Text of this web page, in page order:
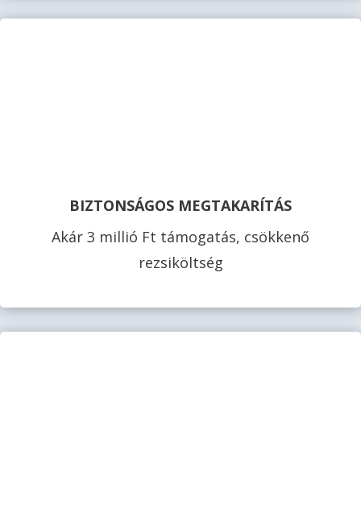
BIZTONSÁGOS MEGTAKARÍTÁS
Akár 3 millió Ft támogatás, csökkenő
rezsiköltség